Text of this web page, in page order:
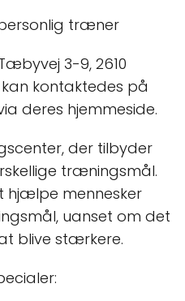
træner
3-9, 2610
kontaktedes på
deres hjemmeside.
der tilbyder
træningsmål.
hjælpe mennesker
uanset om det
blive stærkere.